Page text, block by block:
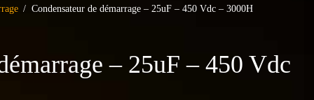
/ Condensateur de démarrage – 25uF – 450 Vdc – 3000H
– 25uF – 450 Vdc